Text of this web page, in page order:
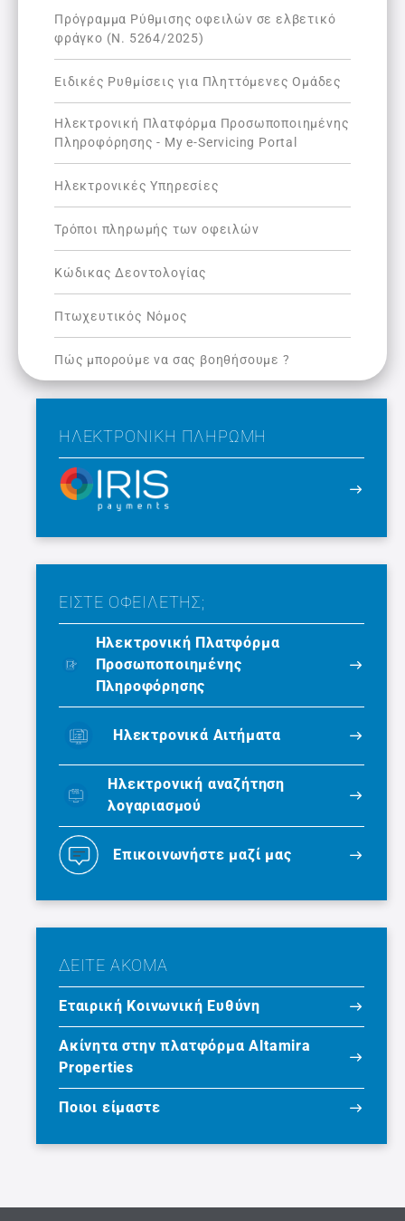
Πρόγραμμα Ρύθμισης οφειλών σε ελβετικό
φράγκο (Ν. 5264/2025)
Ειδικές Ρυθμίσεις για Πληττόμενες Ομάδες
Ηλεκτρονική Πλατφόρμα Προσωποποιημένης
Πληροφόρησης - My e-Servicing Portal
Ηλεκτρονικές Υπηρεσίες
Τρόποι πληρωμής των οφειλών
Κώδικας Δεοντολογίας
Πτωχευτικός Νόμος
Πώς μπορούμε να σας βοηθήσουμε ?
ΗΛΕΚΤΡΟΝΙΚΉ ΠΛΗΡΩΜΉ
ΕΙΣΤΕ ΟΦΕΙΛΕΤΗΣ;
Ηλεκτρονική Πλατφόρμα
Προσωποποιημένης
Πληροφόρησης
Ηλεκτρονικά Αιτήματα
Ηλεκτρονική αναζήτηση
λογαριασμού
Επικοινωνήστε μαζί μας
ΔΕΙΤΕ ΑΚΟΜΑ
Εταιρική Κοινωνική Ευθύνη
Ακίνητα στην πλατφόρμα Altamira
Properties
Ποιοι είμαστε